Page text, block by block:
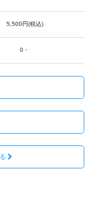
5,500円(税込)
0・